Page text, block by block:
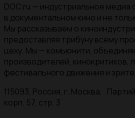
DOC.ru — индустриальное медиа
в документальном кино и не
Мы рассказываем о
предоставляя трибуну всему
цеху. Мы — комьюнити,
производителей, кинокритиков,
фестивального движения и
115093, Россия, г. Москва,
корп. 57, стр. 3